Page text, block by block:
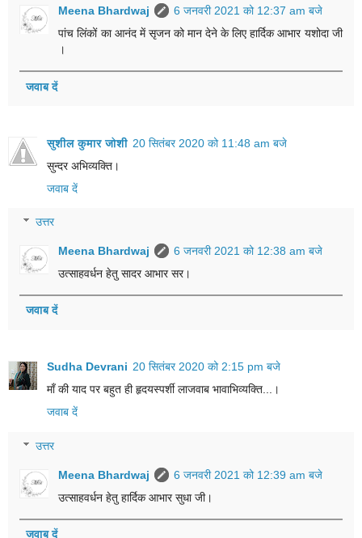
Meena Bhardwaj
6 जनवरी 2021 को 12:37 am बजे
पांच लिंकों का आनंद में सृजन को मान देने के लिए हार्दिक आभार यशोदा जी
।
जवाब दें
सुशील कुमार जोशी 20 सितंबर 2020 को 11:48 am बजे
सुन्दर अभिव्यक्ति।
जवाब दें
उत्तर
Meena Bhardwaj
6 जनवरी 2021 को 12:38 am बजे
उत्साहवर्धन हेतु सादर आभार सर।
जवाब दें
Sudha Devrani 20 सितंबर 2020 को 2:15 pm बजे
माँ की याद पर बहुत ही हृदयस्पर्शी लाजवाब भावाभिव्यक्ति...।
जवाब दें
उत्तर
Meena Bhardwaj
6 जनवरी 2021 को 12:39 am बजे
उत्साहवर्धन हेतु हार्दिक आभार सुधा जी।
जवाब दें